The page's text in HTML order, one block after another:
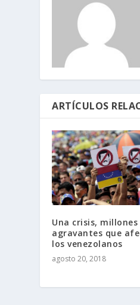
ARTÍCULOS
Una crisis, millones
agravantes que
los venezolanos
agosto 20, 2018